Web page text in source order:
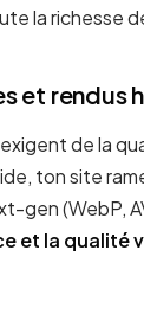
la richesse
et rendus
de la
ton site
gen (WebP,
et la qualité